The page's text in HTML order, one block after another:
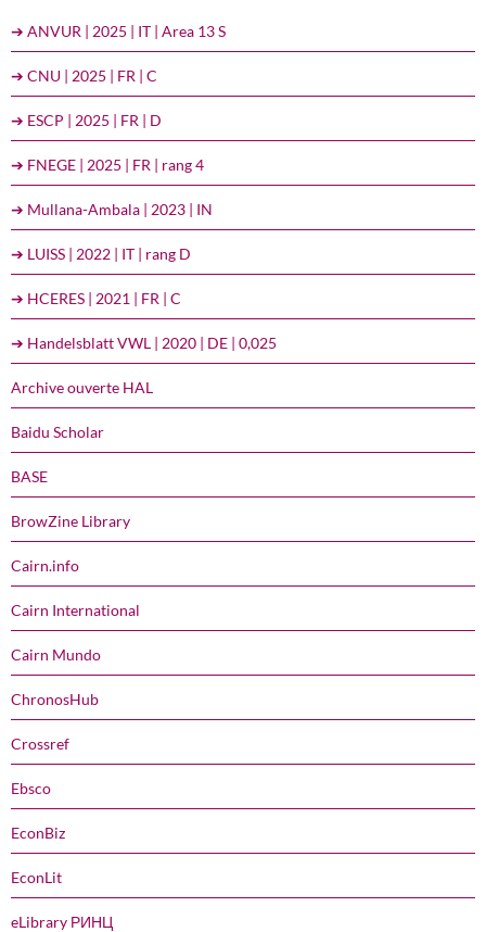
➔ ANVUR | 2025 | IT | Area 13 S
➔ CNU | 2025 | FR | C
➔ ESCP | 2025 | FR | D
➔ FNEGE | 2025 | FR | rang 4
➔ Mullana-Ambala | 2023 | IN
➔ LUISS | 2022 | IT | rang D
➔ HCERES | 2021 | FR | C
➔ Handelsblatt VWL | 2020 | DE | 0,025
Archive ouverte HAL
Baidu Scholar
BASE
BrowZine Library
Cairn.info
Cairn International
Cairn Mundo
ChronosHub
Crossref
Ebsco
EconBiz
EconLit
eLibrary РИНЦ